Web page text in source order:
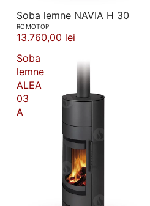
Soba lemne NAVIA H 30
ROMOTOP
13.760,00 lei
Soba
lemne
ALEA
03
A